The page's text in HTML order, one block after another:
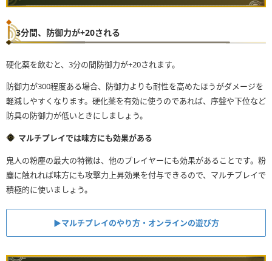
3分間、防御力が+20される
硬化薬を飲むと、3分の間防御力が+20されます。
防御力が300程度ある場合、防御力よりも耐性を高めたほうがダメージを
軽減しやすくなります。硬化薬を有効に使うのであれば、序盤や下位など
防具の防御力が低いときにしましょう。
マルチプレイでは味方にも効果がある
鬼人の粉塵の最大の特徴は、他のプレイヤーにも効果があることです。粉
塵に触れれば味方にも攻撃力上昇効果を付与できるので、マルチプレイで
積極的に使いましょう。
▶︎マルチプレイのやり方・オンラインの遊び方